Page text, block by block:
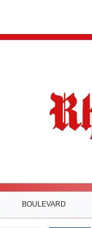
BOULEVARD